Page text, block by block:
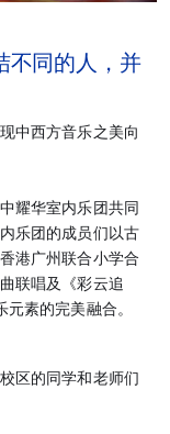
不同的人，并
中西方音乐之美向
耀华室内乐团共同
乐团的成员们以古
港广州联合小学合
联唱及《彩云追
素的完美融合。
区的同学和老师们